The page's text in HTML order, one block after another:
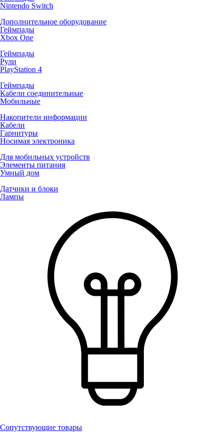
Nintendo Switch
Дополнительное оборудование
Геймпады
Xbox One
Геймпады
Рули
PlayStation 4
Геймпады
Кабели соединительные
Мобильные
Накопители информации
Кабели
Гарнитуры
Носимая электроника
Для мобильных устройств
Элементы питания
Умный дом
Датчики и блоки
Лампы
Сопутствующие товары